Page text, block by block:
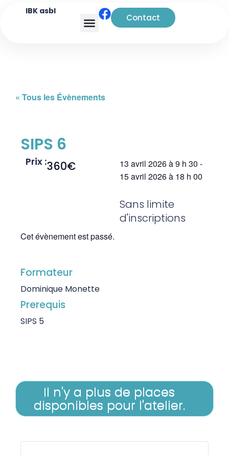
IBK asbl
Contact
« Tous les Évènements
SIPS 6
Prix :360€ 13 avril 2026à9 h 30 -
15 avril 2026à 18 h 00
Sans limite
d'inscriptions
Cet évènement est passé.
Formateur
Dominique Monette
Prerequis
SIPS 5
Il n'y a plus de places
disponibles pour l'atelier.